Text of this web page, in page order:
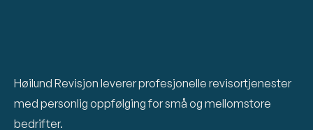
Høilund Revisjon leverer profesjonelle revisortjenester
med personlig oppfølging for små og mellomstore
bedrifter.